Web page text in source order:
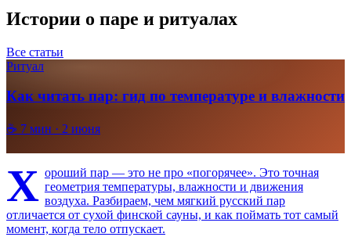
Истории о паре и ритуалах
Все статьи
Ритуал
Как читать пар: гид по температуре и влажности
☕ 7 мин · 2 июня
Х ороший пар — это не про «погорячее». Это точная
геометрия температуры, влажности и движения
воздуха. Разбираем, чем мягкий русский пар
отличается от сухой финской сауны, и как поймать тот самый
момент, когда тело отпускает.